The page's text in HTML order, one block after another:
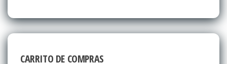
CARRITO DE COMPRAS